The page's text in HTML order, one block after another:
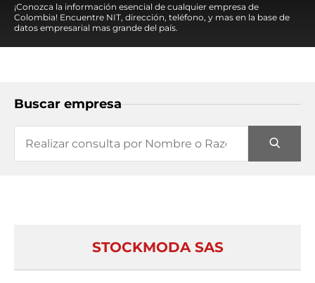
¡Conozca la información esencial de cualquier empresa de
Colombia! Encuentre NIT, dirección, teléfono, y mas en la base de
datos empresarial mas grande del país.
Buscar empresa
STOCKMODA SAS